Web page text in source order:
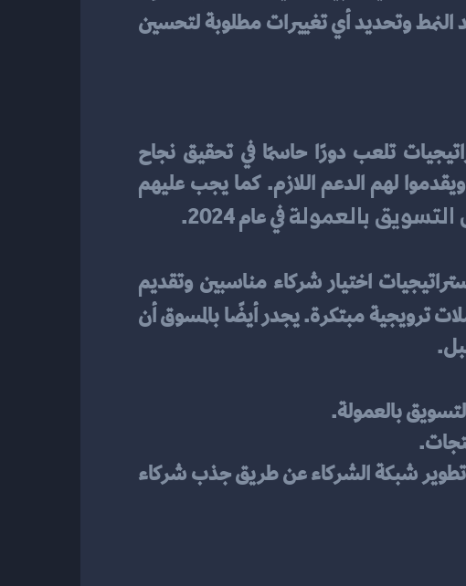
وتحديد أي تغييرات مطلوبة لتحسين
التسويق بالعمولة في عام 2024.
بالعمولة.